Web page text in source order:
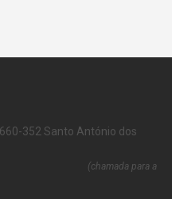
352 Santo António dos
632
(chamada para a